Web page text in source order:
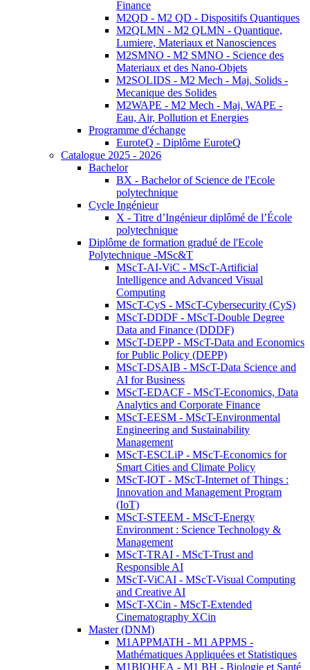
Finance
M2QD - M2 QD - Dispositifs Quantiques
M2QLMN - M2 QLMN - Quantique,
Lumiere, Materiaux et Nanosciences
M2SMNO - M2 SMNO - Science des
Materiaux et des Nano-Objets
M2SOLIDS - M2 Mech - Maj. Solids -
Mecanique des Solides
M2WAPE - M2 Mech - Maj. WAPE -
Eau, Air, Pollution et Energies
Programme d'échange
EuroteQ - Diplôme EuroteQ
Catalogue 2025 - 2026
Bachelor
BX - Bachelor of Science de l'Ecole
polytechnique
Cycle Ingénieur
X - Titre d’Ingénieur diplômé de l’École
polytechnique
Diplôme de formation gradué de l'Ecole
Polytechnique -MSc&T
MScT-AI-ViC - MScT-Artificial
Intelligence and Advanced Visual
Computing
MScT-CyS - MScT-Cybersecurity (CyS)
MScT-DDDF - MScT-Double Degree
Data and Finance (DDDF)
MScT-DEPP - MScT-Data and Economics
for Public Policy (DEPP)
MScT-DSAIB - MScT-Data Science and
AI for Business
MScT-EDACF - MScT-Economics, Data
Analytics and Corporate Finance
MScT-EESM - MScT-Environmental
Engineering and Sustainability
Management
MScT-ESCLiP - MScT-Economics for
Smart Cities and Climate Policy
MScT-IOT - MScT-Internet of Things :
Innovation and Management Program
(IoT)
MScT-STEEM - MScT-Energy
Environment : Science Technology &
Management
MScT-TRAI - MScT-Trust and
Responsible AI
MScT-ViCAI - MScT-Visual Computing
and Creative AI
MScT-XCin - MScT-Extended
Cinematography XCin
Master (DNM)
M1APPMATH - M1 APPMS -
Mathématiques Appliquées et Statistiques
M1BIOHEA - M1 BH - Biologie et Santé